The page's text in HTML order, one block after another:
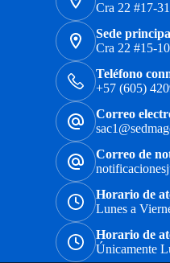
Cra 22 #17-
Sede
Cra 22 #15-
Teléfono
+57 (605)
Correo
Correo de
Horario de
Lunes a
Horario de
Únicamente